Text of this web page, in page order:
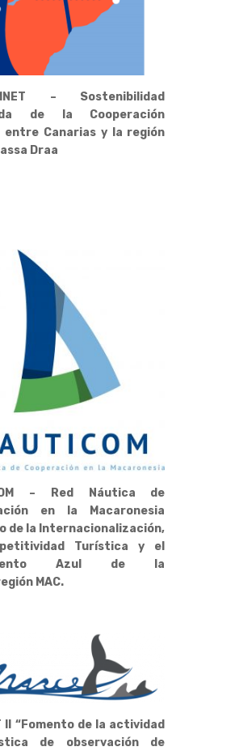
– Sostenibilidad
de la Cooperación
entre Canarias y la región
Draa
– Red Náutica de
en la Macaronesia
de la Internacionalización,
Turística y el
Azul de la
MAC.
II “Fomento de la actividad
de observación de